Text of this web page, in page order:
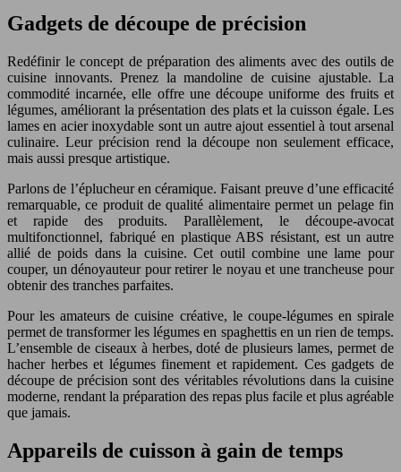
Gadgets de découpe de précision
Redéfinir le concept de préparation des aliments avec des outils de
cuisine innovants. Prenez la mandoline de cuisine ajustable. La
commodité incarnée, elle offre une découpe uniforme des fruits et
légumes, améliorant la présentation des plats et la cuisson égale. Les
lames en acier inoxydable sont un autre ajout essentiel à tout arsenal
culinaire. Leur précision rend la découpe non seulement efficace,
mais aussi presque artistique.
Parlons de l’éplucheur en céramique. Faisant preuve d’une efficacité
remarquable, ce produit de qualité alimentaire permet un pelage fin
et rapide des produits. Parallèlement, le découpe-avocat
multifonctionnel, fabriqué en plastique ABS résistant, est un autre
allié de poids dans la cuisine. Cet outil combine une lame pour
couper, un dénoyauteur pour retirer le noyau et une trancheuse pour
obtenir des tranches parfaites.
Pour les amateurs de cuisine créative, le coupe-légumes en spirale
permet de transformer les légumes en spaghettis en un rien de temps.
L’ensemble de ciseaux à herbes, doté de plusieurs lames, permet de
hacher herbes et légumes finement et rapidement. Ces gadgets de
découpe de précision sont des véritables révolutions dans la cuisine
moderne, rendant la préparation des repas plus facile et plus agréable
que jamais.
Appareils de cuisson à gain de temps